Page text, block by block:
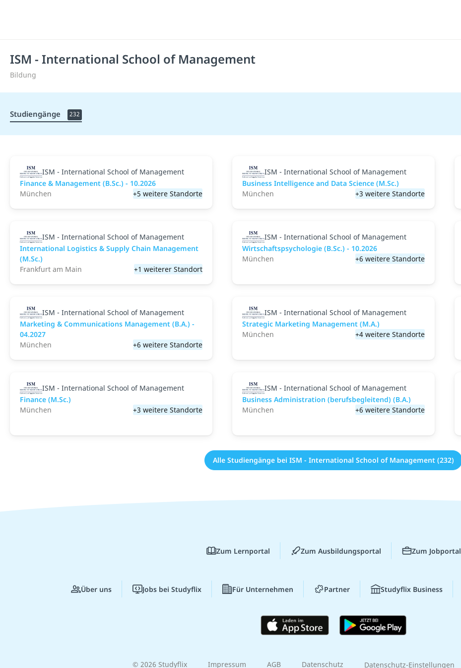
ISM - International School of Management
Bildung
Studiengänge 232
ISM - International School of Management
Finance & Management (B.Sc.) - 10.2026
München
+5 weitere Standorte
ISM - International School of Management
Business Intelligence and Data Science (M.Sc.)
München
+3 weitere Standorte
ISM - International School of Management
International Logistics & Supply Chain Management
(M.Sc.)
Frankfurt am Main
+1 weiterer Standort
ISM - International School of Management
Wirtschaftspsychologie (B.Sc.) - 10.2026
München
+6 weitere Standorte
ISM - International School of Management
Marketing & Communications Management (B.A.) -
04.2027
München
+6 weitere Standorte
ISM - International School of Management
Strategic Marketing Management (M.A.)
München
+4 weitere Standorte
ISM - International School of Management
Finance (M.Sc.)
München
+3 weitere Standorte
ISM - International School of Management
Business Administration (berufsbegleitend) (B.A.)
München
+6 weitere Standorte
Alle Studiengänge bei ISM - International School of Management (232)
Zum Lernportal Zum Ausbildungsportal Zum Jobportal
Über uns Jobs bei Studyflix Für Unternehmen Partner Studyflix Business
© 2026 Studyflix Impressum AGB Datenschutz Datenschutz-Einstellungen